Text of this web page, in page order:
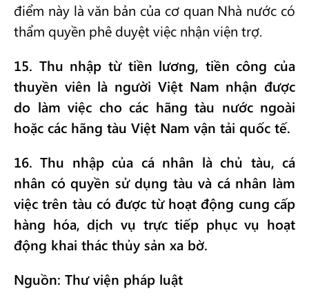
điểm này là văn bản của cơ quan Nhà nước có
thẩm quyền phê duyệt việc nhận viện trợ.
15. Thu nhập từ tiền lương, tiền công của
thuyền viên là người Việt Nam nhận được
do làm việc cho các hãng tàu nước ngoài
hoặc các hãng tàu Việt Nam vận tải quốc tế.
16. Thu nhập của cá nhân là chủ tàu, cá
nhân có quyền sử dụng tàu và cá nhân làm
việc trên tàu có được từ hoạt động cung cấp
hàng hóa, dịch vụ trực tiếp phục vụ hoạt
động khai thác thủy sản xa bờ.
Nguồn: Thư viện pháp luật